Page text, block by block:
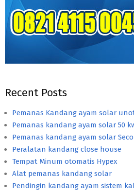
Recent Posts
Pemanas Kandang ayam solar
Pemanas kandang ayam solar 50
Pemanas kandang ayam solar
Peralatan kandang close house
Tempat Minum otomatis Hypex
Alat pemanas kandang solar
Pendingin kandang ayam sistem